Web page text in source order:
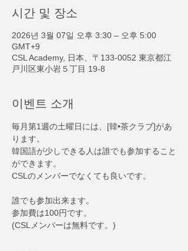
시간 및 장소
2026년 3월 07일 오후 3:30 – 오후 5:00
GMT+9
CSL Academy, 日本、〒133-0052 東京都江
戸川区東小岩５丁目 19-8
이벤트 소개
毎月第1週の土曜日には、[韓•茶クラブ]があ
ります。
韓国語が少しできる人は誰でも参加すること
ができます。
CSLのメンバーでなくても良いです。
誰でも参加出来ます。
参加費は100円です。
(CSLメンバーは無料です。)